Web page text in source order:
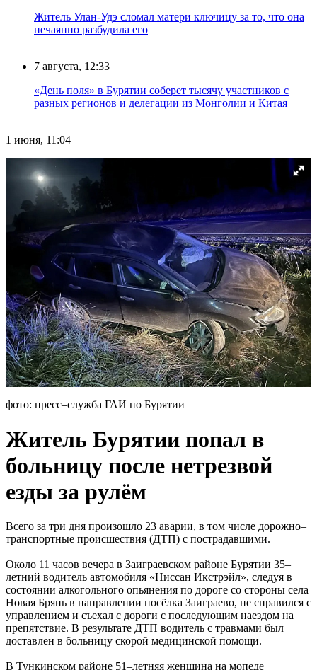
Житель Улан-Удэ сломал матери ключицу за то, что она
нечаянно разбудила его
7 августа, 12:33
«День поля» в Бурятии соберет тысячу участников с
разных регионов и делегации из Монголии и Китая
1 июня, 11:04
фото: пресс–служба ГАИ по Бурятии
Житель Бурятии попал в
больницу после нетрезвой
езды за рулём
Всего за три дня произошло 23 аварии, в том числе дорожно–
транспортные происшествия (ДТП) с пострадавшими.
Около 11 часов вечера в Заиграевском районе Бурятии 35–
летний водитель автомобиля «Ниссан Икстрэйл», следуя в
состоянии алкогольного опьянения по дороге со стороны села
Новая Брянь в направлении посёлка Заиграево, не справился с
управлением и съехал с дороги с последующим наездом на
препятствие. В результате ДТП водитель с травмами был
доставлен в больницу скорой медицинской помощи.
В Тункинском районе 51–летняя женщина на мопеде